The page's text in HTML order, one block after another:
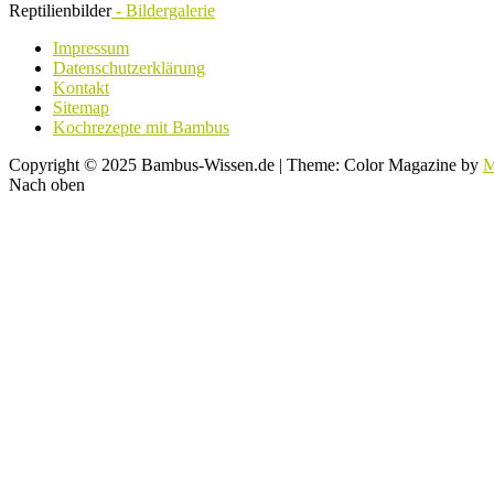
Reptilienbilder- Bildergalerie
Impressum
Datenschutzerklärung
Kontakt
Sitemap
Kochrezepte mit Bambus
Copyright © 2025 Bambus-Wissen.de | Theme: Color Magazine by
Nach oben